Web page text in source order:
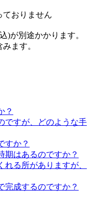
ておりません
)が別途かかります。
ます。
？
ですが、どのような手
すか？
期はあるのですか？
る所がありますが、
完成するのですか？